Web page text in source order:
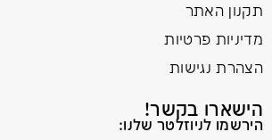
תקנון האתר
מדיניות פרטיות
הצהרת נגישות
הישארו בקשר!
הירשמו לניוזלטר שלנו: